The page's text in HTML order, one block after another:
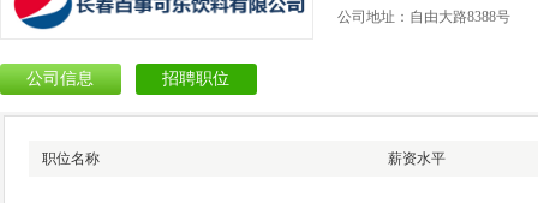
公司地址：自由大路8388号
公司信息 招聘职位
职位名称 薪资水平